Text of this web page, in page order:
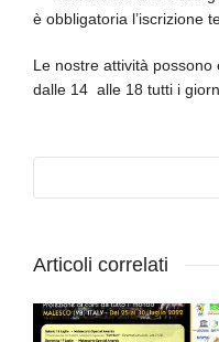
è obbligatoria l’iscrizione
Le nostre attività
dalle 14 alle 18 tutti i
Articoli correlati